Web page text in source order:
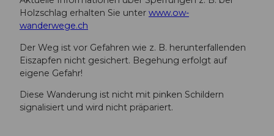
Holzschlag erhalten Sie unter www.ow-
wanderwege.ch
Der Weg ist vor Gefahren wie z. B. herunterfallenden
Eiszapfen nicht gesichert. Begehung erfolgt auf
eigene Gefahr!
Diese Wanderung ist nicht mit pinken Schildern
signalisiert und wird nicht präpariert.